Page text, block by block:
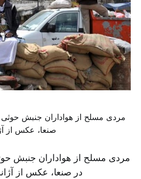
مردی مسلح از هواداران جنبش
در صنعا، عکس از